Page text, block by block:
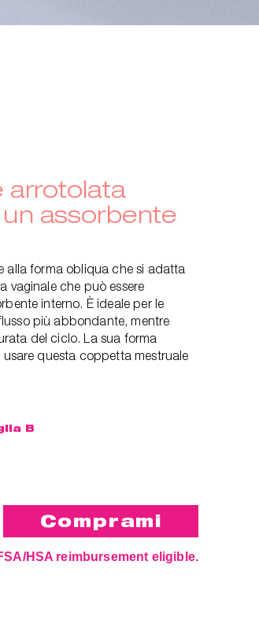
arrotolata
assorbente
alla forma obliqua che si adatta
vaginale che può essere
interno. È ideale per le
più abbondante, mentre
del ciclo. La sua forma
questa coppetta mestruale
B
HSA reimbursement eligible.